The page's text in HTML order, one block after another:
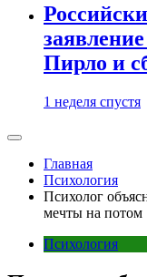
Пирло и
1 неделя спустя
Главная
Психология
Психолог
мечты на потом
Психология